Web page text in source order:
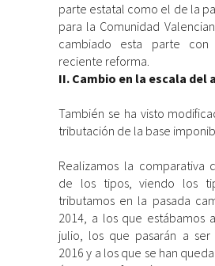
parte estatal como el de la
para la Comunidad
cambiado esta parte
reciente reforma.
II. Cambio en la escala del
También se ha visto
tributación de la base
Realizamos la comparativa
de los tipos, viendo los
tributamos en la pasada
2014, a los que estábamos
julio, los que pasarán a ser
2016 y a los que se han